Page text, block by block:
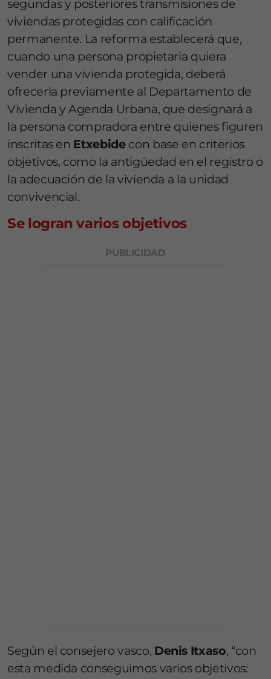
segundas y posteriores transmisiones de
viviendas protegidas con calificación
permanente. La reforma establecerá que,
cuando una persona propietaria quiera
vender una vivienda protegida, deberá
ofrecerla previamente al Departamento de
Vivienda y Agenda Urbana, que designará a
la persona compradora entre quienes figuren
inscritas en Etxebidecon base en criterios
objetivos, como la antigüedad en el registro o
la adecuación de la vivienda a la unidad
convivencial.
Se logran varios objetivos
PUBLICIDAD
Según el consejero vasco, Denis Itxaso, “con
esta medida conseguimos varios objetivos: